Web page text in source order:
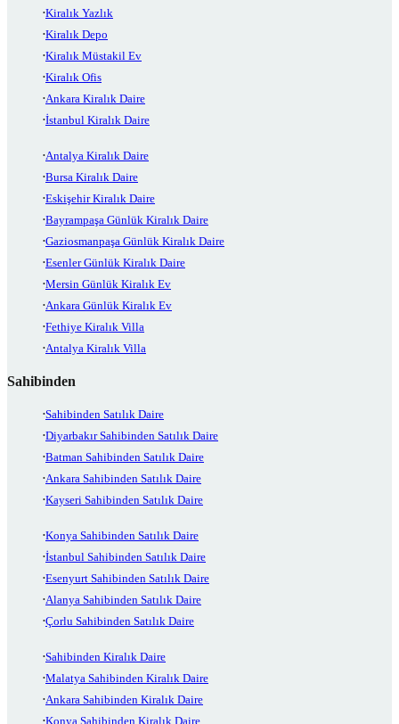
Kiralık Yazlık
Kiralık Depo
Kiralık Müstakil Ev
Kiralık Ofis
Ankara Kiralık Daire
İstanbul Kiralık Daire
Antalya Kiralık Daire
Bursa Kiralık Daire
Eskişehir Kiralık Daire
Bayrampaşa Günlük Kiralık Daire
Gaziosmanpaşa Günlük Kiralık Daire
Esenler Günlük Kiralık Daire
Mersin Günlük Kiralık Ev
Ankara Günlük Kiralık Ev
Fethiye Kiralık Villa
Antalya Kiralık Villa
Sahibinden
Sahibinden Satılık Daire
Diyarbakır Sahibinden Satılık Daire
Batman Sahibinden Satılık Daire
Ankara Sahibinden Satılık Daire
Kayseri Sahibinden Satılık Daire
Konya Sahibinden Satılık Daire
İstanbul Sahibinden Satılık Daire
Esenyurt Sahibinden Satılık Daire
Alanya Sahibinden Satılık Daire
Çorlu Sahibinden Satılık Daire
Sahibinden Kiralık Daire
Malatya Sahibinden Kiralık Daire
Ankara Sahibinden Kiralık Daire
Konya Sahibinden Kiralık Daire